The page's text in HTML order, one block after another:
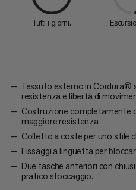
Tutti i giorni.
Tessuto esterno in Cordura®
resistenza e libertà di
Costruzione completamente
maggiore resistenza
Colletto a coste per uno stile
Fissaggi a linguetta per
Due tasche anteriori con
pratico stoccaggio.